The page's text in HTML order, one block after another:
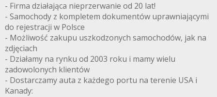
- Firma działająca nieprzerwanie od 20 lat!
- Samochody z kompletem dokumentów uprawniającymi
do rejestracji w Polsce
- Możliwość zakupu uszkodzonych samochodów, jak na
zdjęciach
- Działamy na rynku od 2003 roku i mamy wielu
zadowolonych klientów
- Dostarczamy auta z każdego portu na terenie USA i
Kanady: